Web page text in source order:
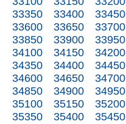
33350
33400 33450
33600
33650 33700
33850
33900 33950
34100
34150 34200
34350
34400 34450
34600
34650 34700
34850
34900 34950
35100
35150 35200
35350
35400 35450